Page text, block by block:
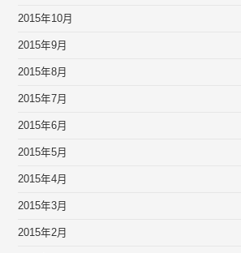
2015年10月
2015年9月
2015年8月
2015年7月
2015年6月
2015年5月
2015年4月
2015年3月
2015年2月